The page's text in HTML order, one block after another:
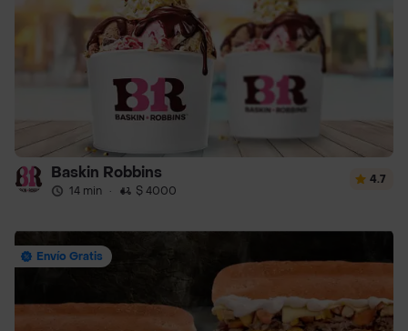
Baskin Robbins
14 min · $ 4000
4.7
Envío Gratis